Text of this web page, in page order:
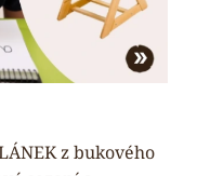
z bukového